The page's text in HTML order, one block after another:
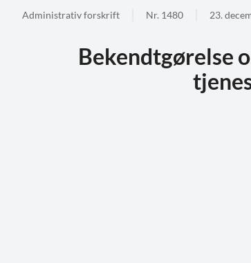
Administrativ forskrift Nr. 1480 23.
Bekendtgørelse